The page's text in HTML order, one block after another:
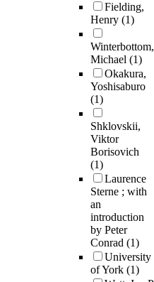
Fielding,
Henry (1)
Winterbottom,
Michael (1)
Okakura,
Yoshisaburo
(1)
Shklovskii,
Viktor
Borisovich
(1)
Laurence
Sterne ; with
an
introduction
by Peter
Conrad (1)
University
of York (1)